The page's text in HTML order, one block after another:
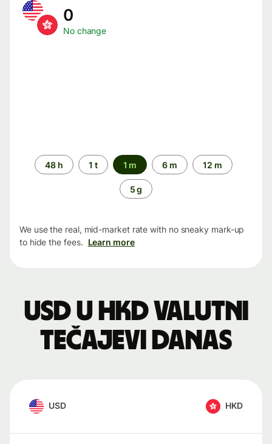
0
No change
Time
period
48 h 1 t 1 m 6 m 12 m
5 g
We use the real, mid-market rate with no sneaky mark-up
to hide the fees. Learn more
USD u HKD valutni
tečajevi danas
USD HKD